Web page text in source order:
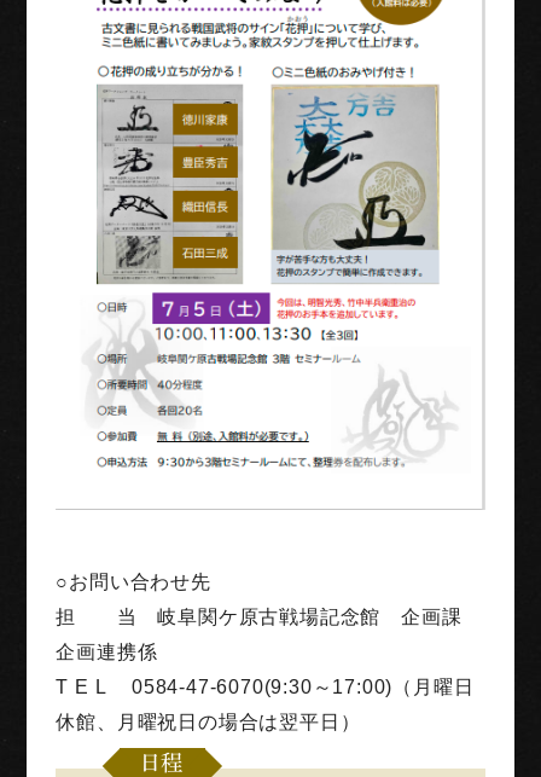
○お問い合わせ先
担 当 岐阜関ケ原古戦場記念館 企画課
企画連携係
T E L 0584-47-6070(9:30～17:00)（月曜日
休館、月曜祝日の場合は翌平日）
日程